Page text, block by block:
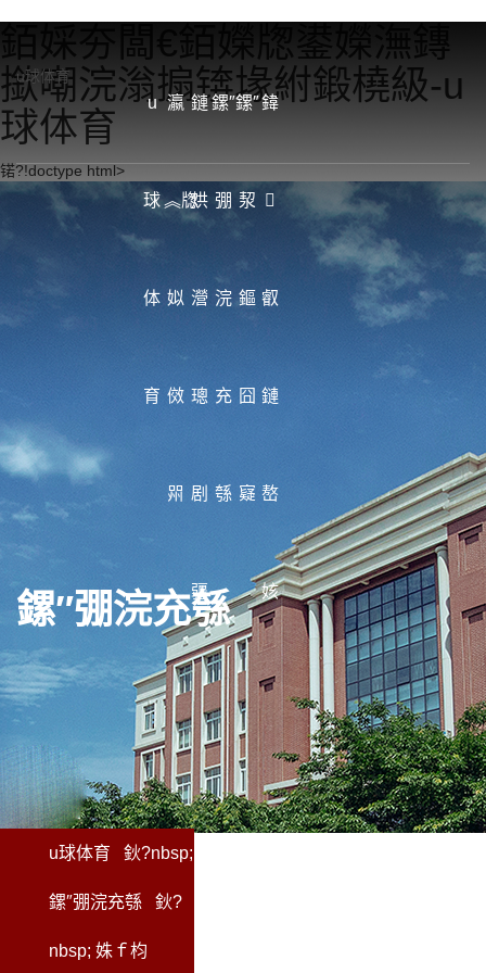
銆婇夯闆€銆嬫牎鍙嬫潕鏄
撳嘲浣滃搧锛堟紨鍛橈級-u
球体育
锘?!doctype html>
u球体育
u
球
体
育
瀛
︽牎
姒
傚
喌
鏈
烘
瀯
璁
剧
疆
鏍″
弸
浣
充
綔
鏍″
洯
鏂
囧
寲
鍏

叡
鏈
嶅
姟
鏍″弸浣充綔
u球体育 鈥?nbsp;
鏍″弸浣充綔鈥?
nbsp; 姝ｆ枃